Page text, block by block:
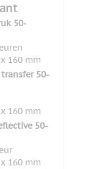
50-
160 mm
50-
160 mm
50-
160 mm